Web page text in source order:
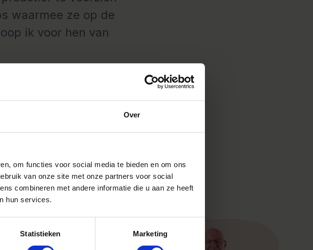
Over
om functies voor social media te bieden en om ons
van onze site met onze partners voor social
combineren met andere informatie die u aan ze heeft
hun services.
Statistieken Marketing
waarmee ze op de
ik voor hen van
Youri
jou in de buurt